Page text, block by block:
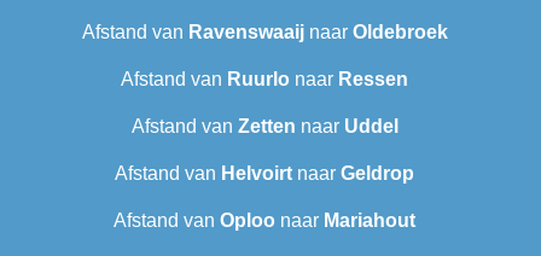
Afstand van Ravenswaaijnaar Oldebroek
Afstand van Ruurlo naar Ressen
Afstand van Zetten naar Uddel
Afstand van Helvoirt naar Geldrop
Afstand van Oploo naar Mariahout